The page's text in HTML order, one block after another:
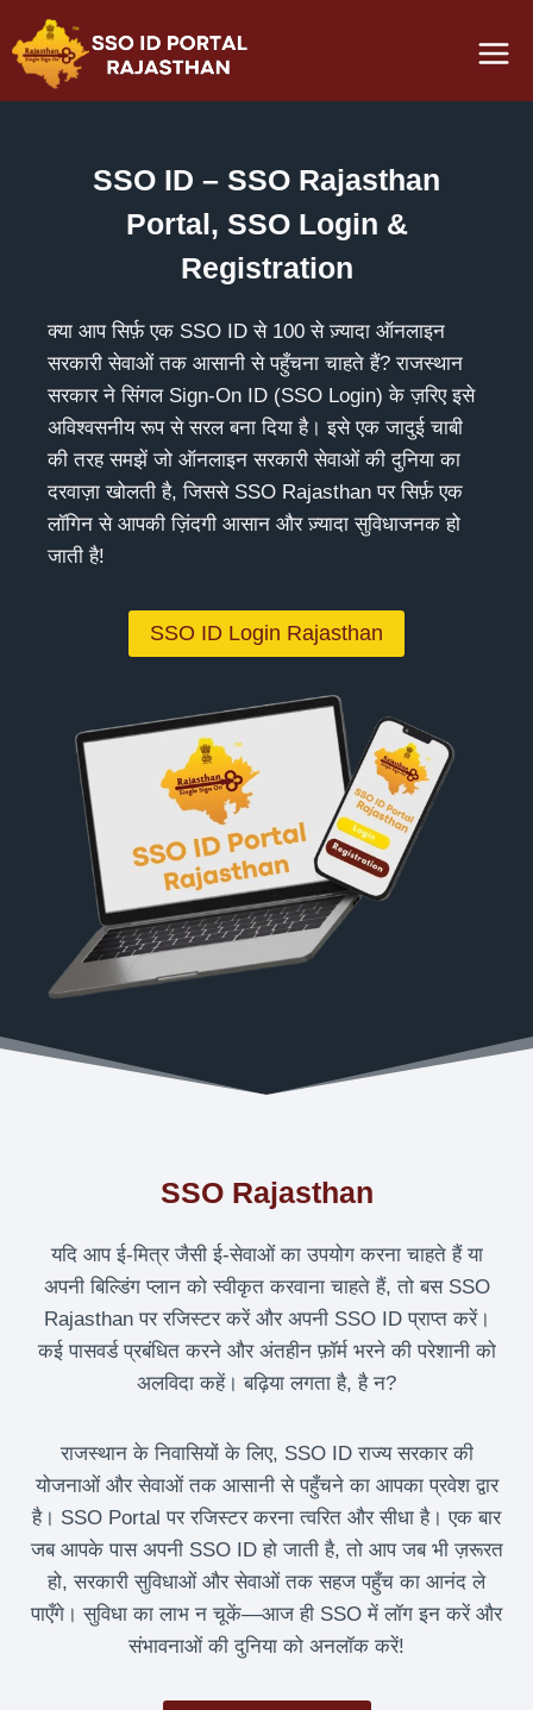
to
content
SSO ID – SSO Rajasthan
Portal, SSO Login &
Registration
क्या आप सिर्फ़ एक SSO ID से 100 से ज़्यादा ऑनलाइन
सरकारी सेवाओं तक आसानी से पहुँचना चाहते हैं? राजस्थान
सरकार ने सिंगल Sign-On ID (SSO Login) के ज़रिए इसे
अविश्वसनीय रूप से सरल बना दिया है। इसे एक जादुई चाबी
की तरह समझें जो ऑनलाइन सरकारी सेवाओं की दुनिया का
दरवाज़ा खोलती है, जिससे SSO Rajasthan पर सिर्फ़ एक
लॉगिन से आपकी ज़िंदगी आसान और ज़्यादा सुविधाजनक हो
जाती है!
SSO ID Login Rajasthan
SSO Rajasthan
यदि आप ई-मित्र जैसी ई-सेवाओं का उपयोग करना चाहते हैं या
अपनी बिल्डिंग प्लान को स्वीकृत करवाना चाहते हैं, तो बस SSO
Rajasthan पर रजिस्टर करें और अपनी SSO ID प्राप्त करें।
कई पासवर्ड प्रबंधित करने और अंतहीन फ़ॉर्म भरने की परेशानी को
अलविदा कहें। बढ़िया लगता है, है न?
राजस्थान के निवासियों के लिए, SSO ID राज्य सरकार की
योजनाओं और सेवाओं तक आसानी से पहुँचने का आपका प्रवेश द्वार
है। SSO Portal पर रजिस्टर करना त्वरित और सीधा है। एक बार
जब आपके पास अपनी SSO ID हो जाती है, तो आप जब भी ज़रूरत
हो, सरकारी सुविधाओं और सेवाओं तक सहज पहुँच का आनंद ले
पाएँगे। सुविधा का लाभ न चूकें—आज ही SSO में लॉग इन करें और
संभावनाओं की दुनिया को अनलॉक करें!